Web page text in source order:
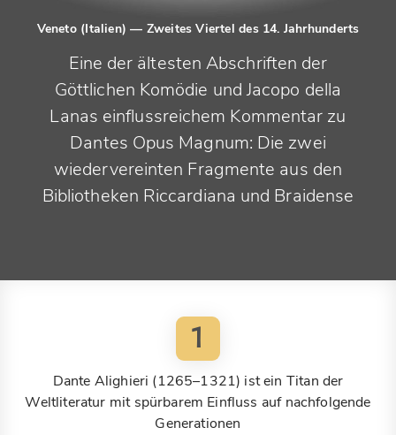
Veneto (Italien)— Zweites Viertel des 14. Jahrhunderts
Eine der ältesten Abschriften der
Göttlichen Komödie und Jacopo della
Lanas einflussreichem Kommentar zu
Dantes Opus Magnum: Die zwei
wiedervereinten Fragmente aus den
Bibliotheken Riccardiana und Braidense
1
Dante Alighieri (1265–1321) ist ein Titan der
Weltliteratur mit spürbarem Einfluss auf nachfolgende
Generationen